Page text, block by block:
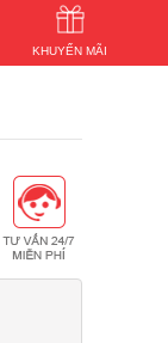
KHUYẾN MÃI